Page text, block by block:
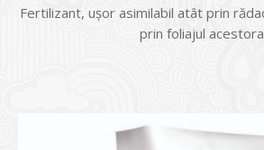
Fertilizant, uşor asimilabil atât prin
prin foliajul acestora